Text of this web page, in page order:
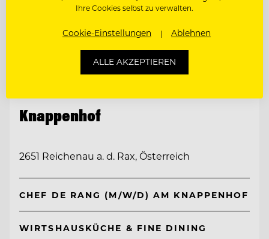
Knappenhof
2651 Reichenau a. d. Rax, Österreich
CHEF DE RANG (M/W/D) AM KNAPPENHOF
WIRTSHAUSKÜCHE & FINE DINING
Ihre Cookies selbst zu verwalten.
Cookie-Einstellungen Ablehnen
ALLE AKZEPTIEREN